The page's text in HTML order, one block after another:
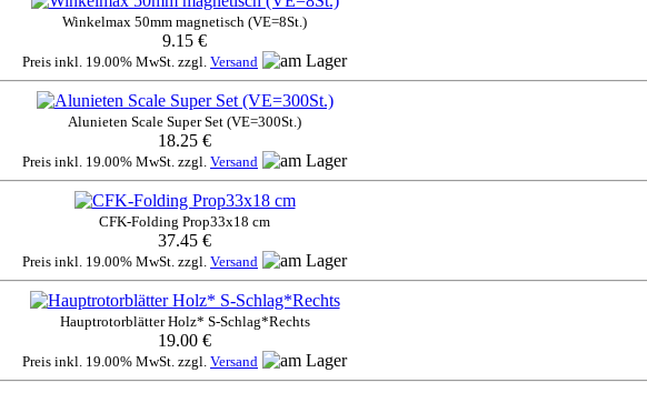
Winkelmax 50mm magnetisch (VE=8St.)
9.15 €
Preis inkl. 19.00% MwSt. zzgl. Versand
Alunieten Scale Super Set (VE=300St.)
18.25 €
Preis inkl. 19.00% MwSt. zzgl. Versand
CFK-Folding Prop33x18 cm
37.45 €
Preis inkl. 19.00% MwSt. zzgl. Versand
Hauptrotorblätter Holz* S-Schlag*Rechts
19.00 €
Preis inkl. 19.00% MwSt. zzgl. Versand